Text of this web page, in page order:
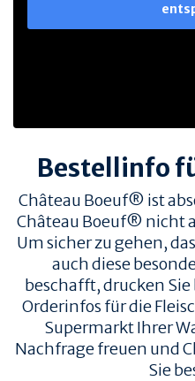
Bestellinfo
Château Boeuf® ist
Château Boeuf® nicht
Um sicher zu gehen,
auch diese
beschafft, drucken
Orderinfos für die
Supermarkt Ihrer
Nachfrage freuen und
Sie